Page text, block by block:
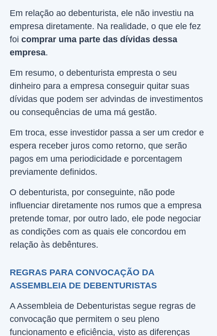
Em relação ao debenturista, ele não investiu na
empresa diretamente. Na realidade, o que ele fez
foi comprar uma parte das dívidas dessa
empresa.
Em resumo, o debenturista empresta o seu
dinheiro para a empresa conseguir quitar suas
dívidas que podem ser advindas de investimentos
ou consequências de uma má gestão.
Em troca, esse investidor passa a ser um credor e
espera receber juros como retorno, que serão
pagos em uma periodicidade e porcentagem
previamente definidos.
O debenturista, por conseguinte, não pode
influenciar diretamente nos rumos que a empresa
pretende tomar, por outro lado, ele pode negociar
as condições com as quais ele concordou em
relação às debêntures.
REGRAS PARA CONVOCAÇÃO DA
ASSEMBLEIA DE DEBENTURISTAS
A Assembleia de Debenturistas segue regras de
convocação que permitem o seu pleno
funcionamento e eficiência, visto as diferenças